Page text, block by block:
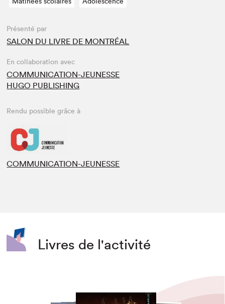
Présenté par
SALON DU LIVRE DE MONTRÉAL
En collaboration avec
COMMUNICATION-JEUNESSE
HUGO PUBLISHING
Rendu possible grâce à
COMMUNICATION-JEUNESSE
Livres de l'activité